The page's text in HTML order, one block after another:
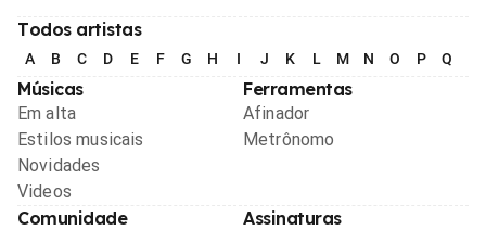
Todos artistas
A B C D E F G H I J K L M N O P Q
Músicas
Em alta
Estilos musicais
Novidades
Videos
Ferramentas
Afinador
Metrônomo
Comunidade Assinaturas